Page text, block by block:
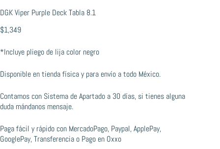
DGK Viper Purple Deck Tabla 8.1
$1,349
*Incluye pliego de lija color negro
Disponible en tienda física y para envío a todo México.
Contamos con Sistema de Apartado a 30 días, si tienes alguna
duda mándanos mensaje.
Paga fácil y rápido con MercadoPago, Paypal, ApplePay,
GooglePay, Transferencia o Pago en Oxxo